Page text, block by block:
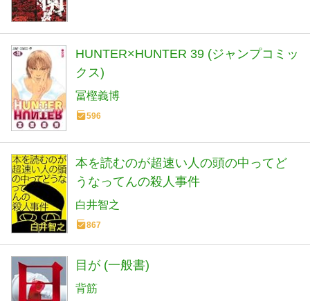
HUNTER×HUNTER 39 (ジャンプコミッ
クス)
冨樫義博
596
本を読むのが超速い人の頭の中ってど
うなってんの殺人事件
白井智之
867
目が (一般書)
背筋